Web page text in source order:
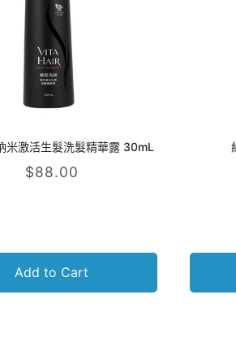
米激活生髮洗髮精華露 30mL
Price
$88.00
Add to Cart